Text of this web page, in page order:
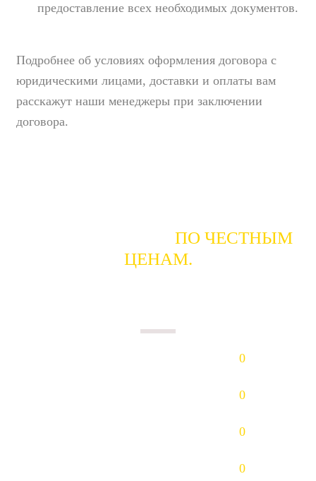
предоставление всех необходимых документов.
Подробнее об условиях оформления договора с
юридическими лицами, доставки и оплаты вам
расскажут наши менеджеры при заключении
договора.
ПО ЧЕСТНЫМ
ЦЕНАМ.
0
0
0
0